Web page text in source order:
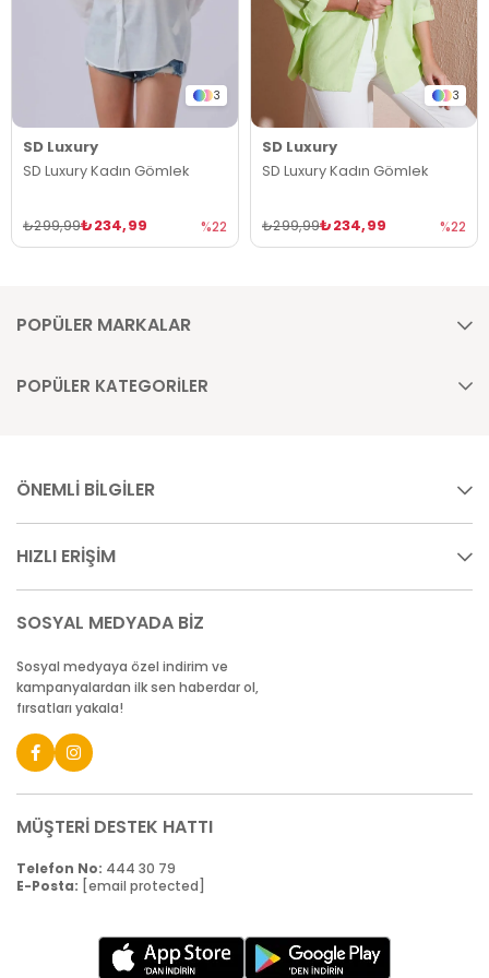
3
SD Luxury
SD Luxury Kadın Gömlek
₺234,99
₺299,99 %22
3
SD Luxury
SD Luxury Kadın Gömlek
₺234,99
₺299,99 %22
POPÜLER MARKALAR
POPÜLER KATEGORİLER
ÖNEMLİ BİLGİLER
HIZLI ERİŞİM
SOSYAL MEDYADA BİZ
Sosyal medyaya özel indirim ve
kampanyalardan ilk sen haberdar ol,
fırsatları yakala!
MÜŞTERİ DESTEK HATTI
Telefon No: 444 30 79
E-Posta: [email protected]